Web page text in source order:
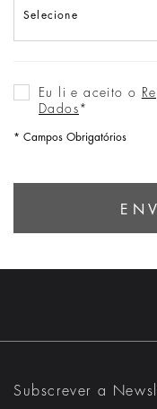
Eu li e aceito o
Dados *
* Campos Obrigatórios
Subscrever a